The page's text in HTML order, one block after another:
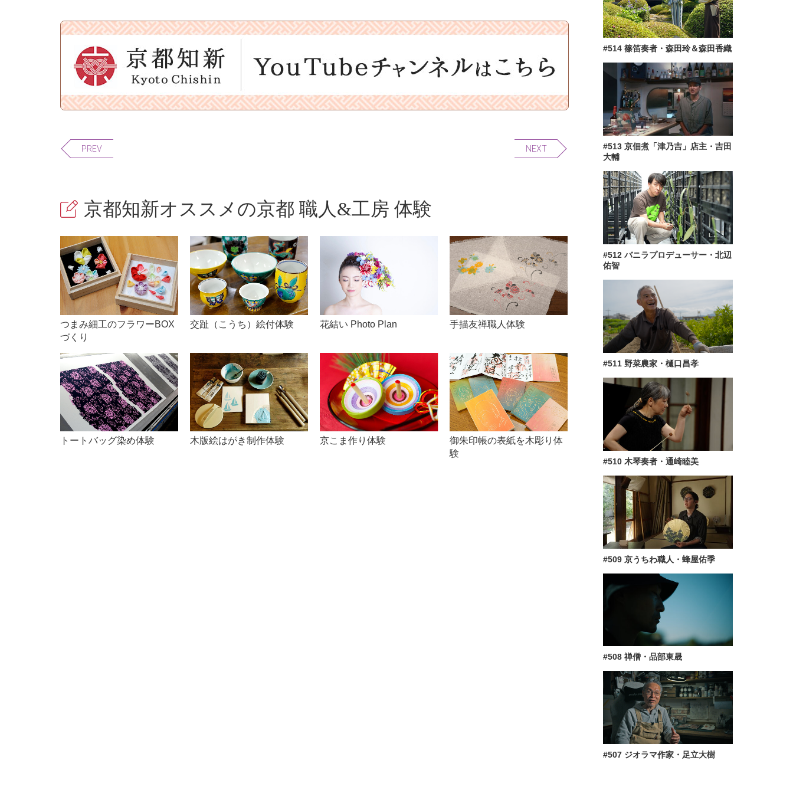
V
d
o
PREV NEXT
京都知新オススメの京都 職人&工房 体験
つまみ細工のフラワーBOX
づくり
交趾（こうち）絵付体験 花結い Photo Plan 手描友禅職人体験
トートバッグ染め体験 木版絵はがき制作体験 京こま作り体験
御朱印帳の表紙を木彫り体
験
#514 篠笛奏者・森田玲＆森田香織
#513 京佃煮「津乃吉」店主・吉田
大輔
#512 バニラプロデューサー・北辺
佑智
#511 野菜農家・樋口昌孝
#510 木琴奏者・通崎睦美
#509 京うちわ職人・蜂屋佑季
#508 禅僧・品部東晟
#507 ジオラマ作家・足立大樹